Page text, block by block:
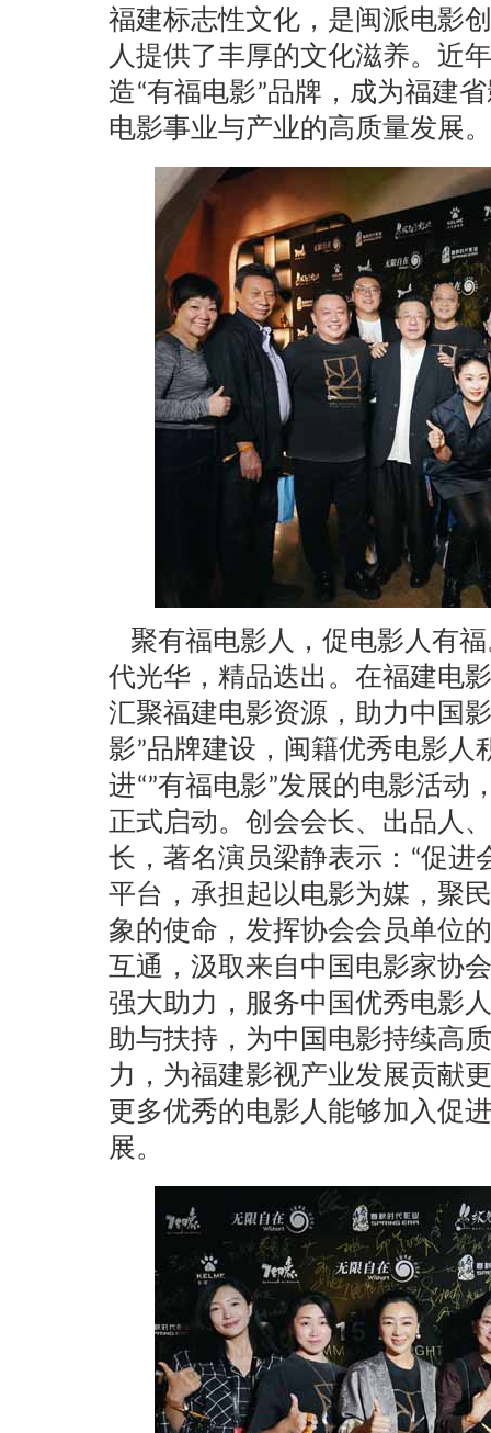
福建标志性文化，是闽派电影
人提供了丰厚的文化滋养。近
造“有福电影”品牌，成为福建
电影事业与产业的高质量发展。
聚有福电影人，促电影人有
代光华，精品迭出。在福建电
汇聚福建电影资源，助力中国
影”品牌建设，闽籍优秀电影人
进“”有福电影”发展的电影活动
正式启动。创会会长、出品人
长，著名演员梁静表示：“促进
平台，承担起以电影为媒，聚
象的使命，发挥协会会员单位
互通，汲取来自中国电影家协
强大助力，服务中国优秀电影
助与扶持，为中国电影持续高
力，为福建影视产业发展贡献
更多优秀的电影人能够加入促
展。